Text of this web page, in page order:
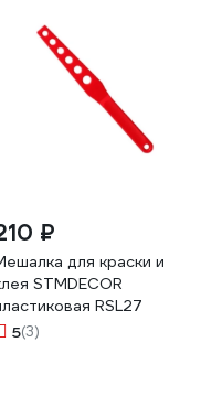
₽
для краски и
STMDECOR
RSL27
5(3)